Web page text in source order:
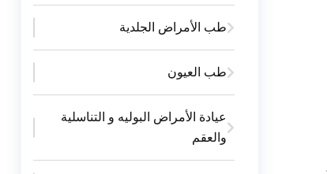
طب الأمراض الجلدية
طب العيون
عيادة الأمراض البوليه و التناسلية
والعقم